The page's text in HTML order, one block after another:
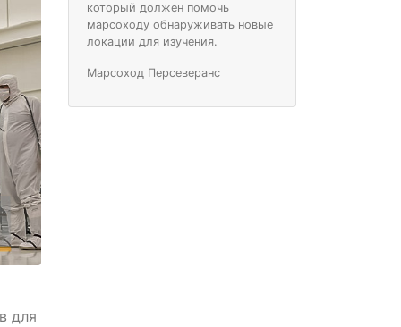
для
который должен помочь
марсоходу обнаруживать новые
локации для изучения.
Марсоход Персеверанс